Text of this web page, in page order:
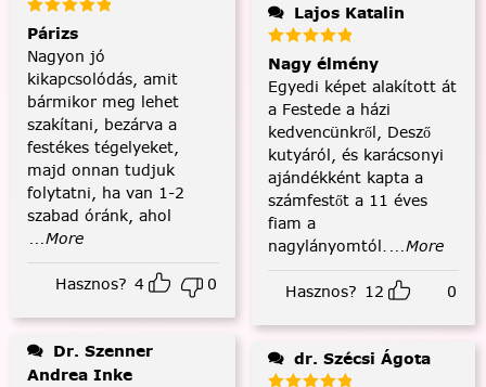
Párizs
Nagyon jó
kikapcsolódás, amit
bármikor meg lehet
szakítani, bezárva a
festékes tégelyeket,
majd onnan tudjuk
folytatni, ha van 1-2
szabad óránk, ahol
...More
Hasznos? 4 0
Andrea Inke
Lajos Katalin
Nagy élmény
Egyedi képet alakított át
a Festede a házi
kedvencünkről, Desző
kutyáról, és karácsonyi
ajándékként kapta a
számfestőt a 11 éves
fiam a
nagylányomtól. ...More
Hasznos? 12 0
dr. Szécsi Ágota